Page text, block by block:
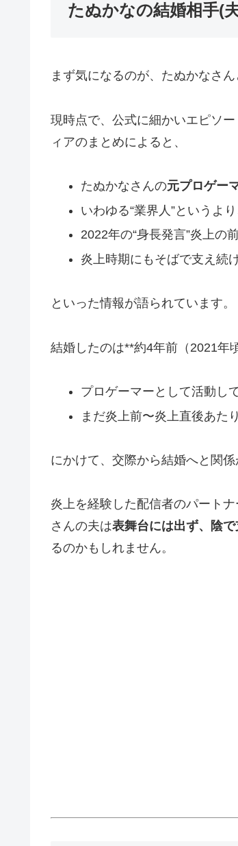
たぬかなの結婚相手(
まず気になるのが、たぬかなさ
現時点で、公式に細かいエピソ
ィアのまとめによると、
たぬかなさんの元プロゲー
いわゆる“業界人”というより
2022年の“身長発言”炎上の
炎上時期にもそばで支え続
といった情報が語られています。
結婚したのは**約4年前（2021年
プロゲーマーとして活動し
まだ炎上前〜炎上直後あた
にかけて、交際から結婚へと関係
炎上を経験した配信者のパート
さんの夫は表舞台には出ず、陰
るのかもしれません。